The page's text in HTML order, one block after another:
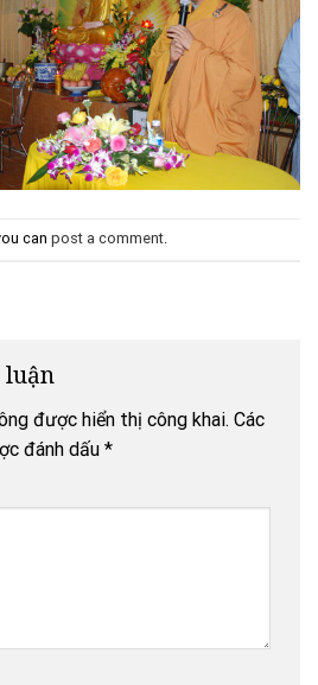
can post a comment.
luận
được hiển thị công khai. Các
đánh dấu *